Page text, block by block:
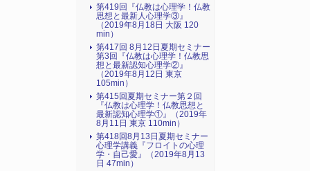
第419回『仏教は心理学！仏教
思想と最新人心理学③』
（2019年8月18日 大阪 120
min）
第417回 8月12日夏期セミナー
第3回『仏教は心理学！仏教思
想と最新認知心理学②』
（2019年8月12日 東京
105min）
第415回夏期セミナー第２回
『仏教は心理学！仏教思想と
最新認知心理学①』（2019年
8月11日 東京 110min）
第418回8月13日夏期セミナー
心理学講義『フロイトの心理
学・自己愛』（2019年8月13
日 47min）